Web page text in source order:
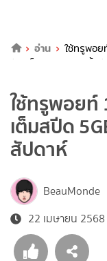
อ่าน
ใช้ทรูพอ
วัน เน็ตแรง! เพลินทั้งสัป
ใช้ทรูพอยท์
เต็มสปีด
สัปดาห์
BeauMonde
22 เมษายน